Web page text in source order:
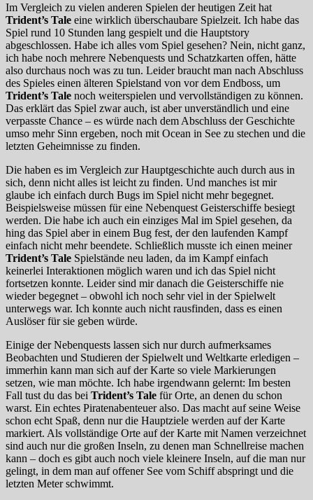
Im Vergleich zu vielen anderen Spielen der heutigen Zeit hat
Trident’s Tale eine wirklich überschaubare Spielzeit. Ich habe das
Spiel rund 10 Stunden lang gespielt und die Hauptstory
abgeschlossen. Habe ich alles vom Spiel gesehen? Nein, nicht ganz,
ich habe noch mehrere Nebenquests und Schatzkarten offen, hätte
also durchaus noch was zu tun. Leider braucht man nach Abschluss
des Spieles einen älteren Spielstand von vor dem Endboss, um
Trident’s Tale noch weiterspielen und vervollständigen zu können.
Das erklärt das Spiel zwar auch, ist aber unverständlich und eine
verpasste Chance – es würde nach dem Abschluss der Geschichte
umso mehr Sinn ergeben, noch mit Ocean in See zu stechen und die
letzten Geheimnisse zu finden.
Die haben es im Vergleich zur Hauptgeschichte auch durch aus in
sich, denn nicht alles ist leicht zu finden. Und manches ist mir
glaube ich einfach durch Bugs im Spiel nicht mehr begegnet.
Beispielsweise müssen für eine Nebenquest Geisterschiffe besiegt
werden. Die habe ich auch ein einziges Mal im Spiel gesehen, da
hing das Spiel aber in einem Bug fest, der den laufenden Kampf
einfach nicht mehr beendete. Schließlich musste ich einen meiner
Trident’s Tale Spielstände neu laden, da im Kampf einfach
keinerlei Interaktionen möglich waren und ich das Spiel nicht
fortsetzen konnte. Leider sind mir danach die Geisterschiffe nie
wieder begegnet – obwohl ich noch sehr viel in der Spielwelt
unterwegs war. Ich konnte auch nicht rausfinden, dass es einen
Auslöser für sie geben würde.
Einige der Nebenquests lassen sich nur durch aufmerksames
Beobachten und Studieren der Spielwelt und Weltkarte erledigen –
immerhin kann man sich auf der Karte so viele Markierungen
setzen, wie man möchte. Ich habe irgendwann gelernt: Im besten
Fall tust du das bei Trident’s Tale für Orte, an denen du schon
warst. Ein echtes Piratenabenteuer also. Das macht auf seine Weise
schon echt Spaß, denn nur die Hauptziele werden auf der Karte
markiert. Als vollständige Orte auf der Karte mit Namen verzeichnet
sind auch nur die großen Inseln, zu denen man Schnellreise machen
kann – doch es gibt auch noch viele kleinere Inseln, auf die man nur
gelingt, in dem man auf offener See vom Schiff abspringt und die
letzten Meter schwimmt.